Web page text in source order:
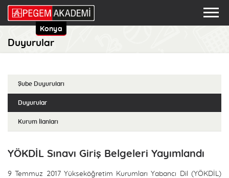
Konya
Duyurular
Şube Duyuruları
Duyurular
Kurum İlanları
YÖKDİL Sınavı Giriş Belgeleri Yayımlandı
9 Temmuz 2017 Yükseköğretim Kurumları Yabancı Dil (YÖKDİL)